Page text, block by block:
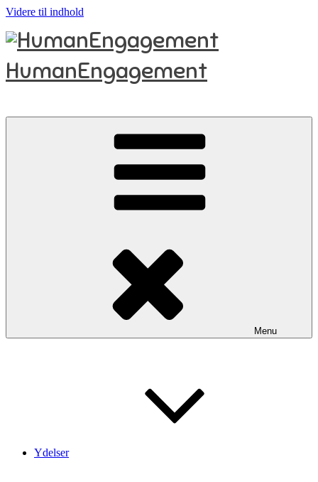
Videre til indhold
HumanEngagement
Menu
Ydelser